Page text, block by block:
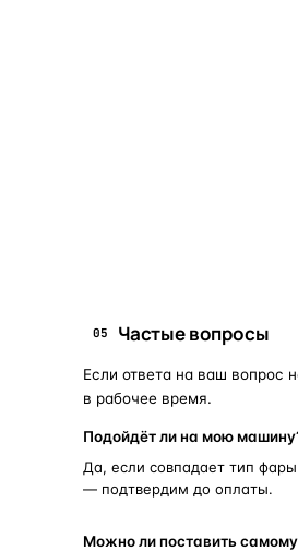
05 Частые вопросы
Если ответа на ваш вопрос
в рабочее время.
Подойдёт ли на мою
Да, если совпадает тип
— подтвердим до оплаты.
Можно ли поставить